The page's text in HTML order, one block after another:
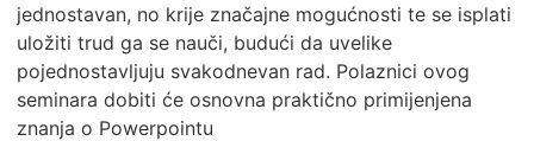
jednostavan, no krije značajne mogućnosti te se isplati
uložiti trud ga se nauči, budući da uvelike
pojednostavljuju svakodnevan rad. Polaznici ovog
seminara dobiti će osnovna praktično primijenjena
znanja o Powerpointu